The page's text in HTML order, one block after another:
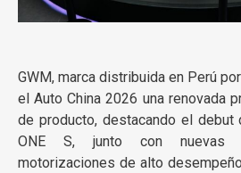
GWM, marca distribuida en Perú
el Auto China 2026 una renovada
de producto, destacando el debut
ONE S, junto con nuevas
motorizaciones de alto